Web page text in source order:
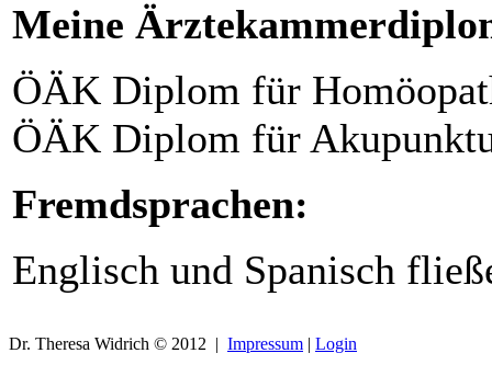
Meine
ÖÄK Diplom für
ÖÄK Diplom für
Fremdsprachen:
Englisch und Spanisch
Dr. Theresa Widrich © 2012 | Impressum | Login